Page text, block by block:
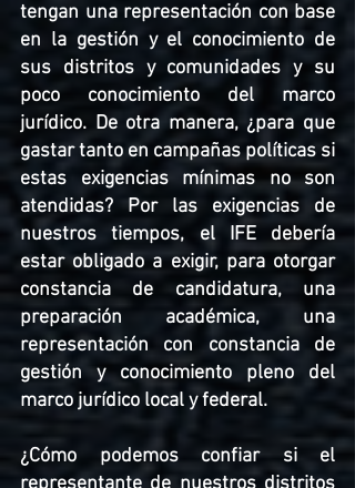
tengan una representación con base
en la gestión y el conocimiento de
sus distritos y comunidades y su
poco conocimiento del marco
jurídico. De otra manera, ¿para que
gastar tanto en campañas políticas si
estas exigencias mínimas no son
atendidas? Por las exigencias de
nuestros tiempos, el IFE debería
estar obligado a exigir, para otorgar
constancia de candidatura, una
preparación académica, una
representación con constancia de
gestión y conocimiento pleno del
marco jurídico local y federal.
¿Cómo podemos confiar si el